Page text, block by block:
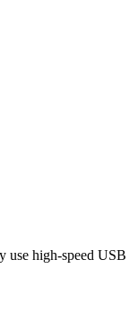
use high-speed USB